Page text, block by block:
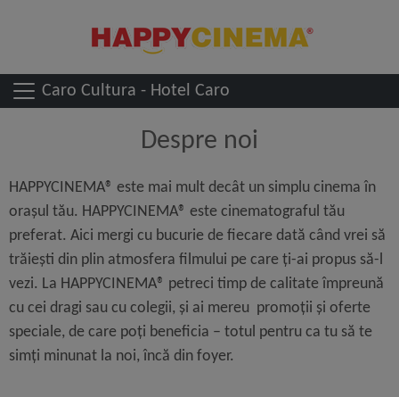
Caro Cultura - Hotel Caro
Despre noi
HAPPYCINEMA® este mai mult decât un simplu cinema în
orașul tău. HAPPYCINEMA® este cinematograful tău
preferat. Aici mergi cu bucurie de fiecare dată când vrei să
trăiești din plin atmosfera filmului pe care ți-ai propus să-l
vezi. La HAPPYCINEMA® petreci timp de calitate împreună
cu cei dragi sau cu colegii, și ai mereu promoții și oferte
speciale, de care poți beneficia – totul pentru ca tu să te
simți minunat la noi, încă din foyer.